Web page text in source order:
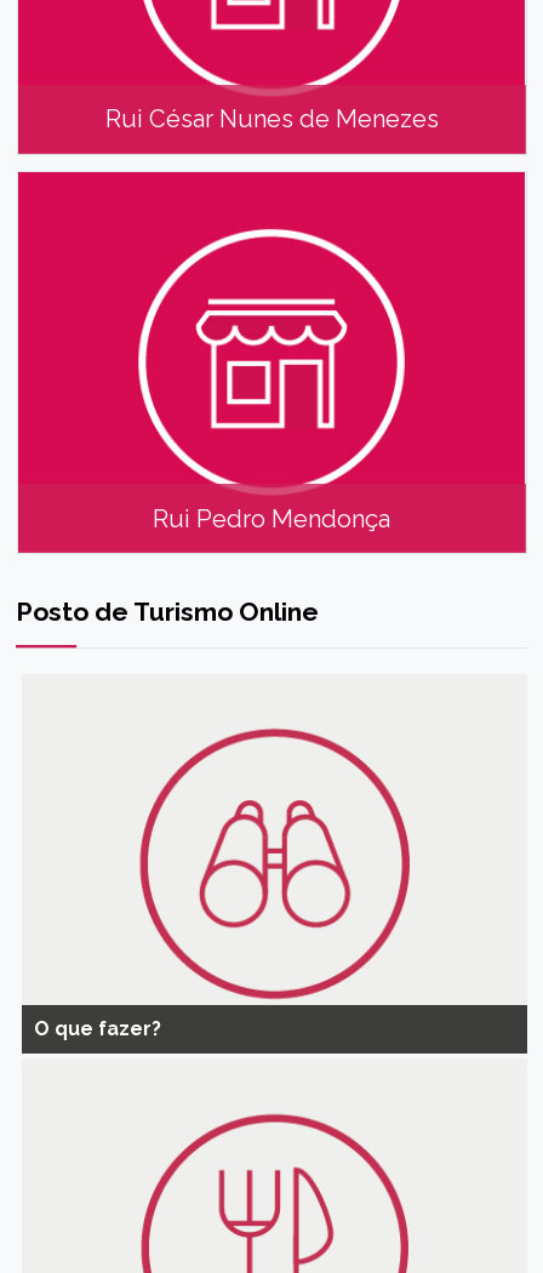
Rui César Nunes de Menezes
Rui Pedro Mendonça
Posto de Turismo Online
O que fazer?